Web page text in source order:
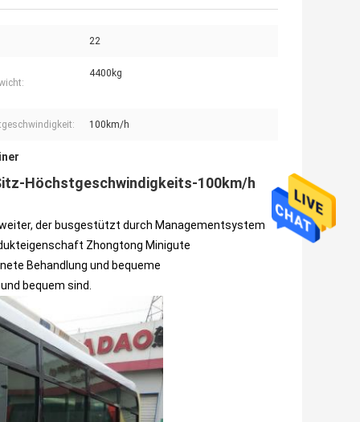
22
4400kg
100km/h
Höchstgeschwindigkeits-100km/h
der busgestützt durch Managementsystem
Zhongtong Minigute
Behandlung und bequeme
bequem sind.